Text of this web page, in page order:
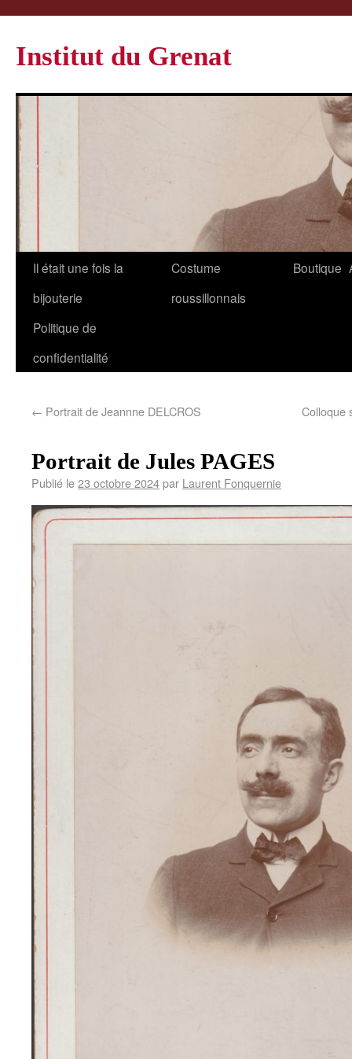
Institut du Grenat
Il était une fois la
bijouterie
Costume
roussillonnais
Boutique
Politique de
confidentialité
← Portrait de Jeannne DELCROS Colloque
Portrait de Jules PAGES
Publié le23 octobre 2024par Laurent Fonquernie